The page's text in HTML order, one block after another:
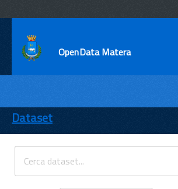
OpenData Matera
ENTI
TEMI
INFORMAZIONI
Dataset